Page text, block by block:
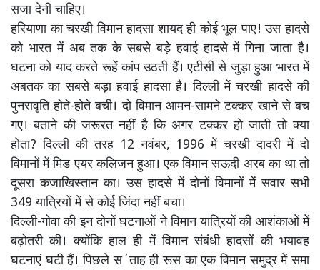
सजा देनी चाहिए।
हरियाणा का चरखी विमान हादसा शायद ही कोई भूल पाए! उस हादसे
को भारत में अब तक के सबसे बड़े हवाई हादसे में गिना जाता है।
घटना को याद करते रूहें कांप उठती हैं। एटीसी से जुड़ा हुआ भारत में
अबतक का सबसे बड़ा हवाई हादसा है। दिल्ली में चरखी हादसे की
पुनरावृति होते-होते बची। दो विमान आमन-सामने टक्कर खाने से बच
गए। बताने की जरूरत नहीं है कि अगर टक्कर हो जाती तो क्या
होता? दिल्ली की तरह 12 नवंबर, 1996 में चरखी दादरी में दो
विमानों में मिड एयर कलिजन हुआ। एक विमान सऊदी अरब का था तो
दूसरा कजाखिस्तान का। उस हादसे में दोनों विमानों में सवार सभी
349 यात्रियों में से कोई जिंदा नहीं बचा।
दिल्ली-गोवा की इन दोनों घटनाओं ने विमान यात्रियों की आशंकाओं में
बढ़ोतरी की। क्योंकि हाल ही में विमान संबंधी हादसों की भयावह
घटनाएं घटी हैं। पिछले स΄ताह ही रूस का एक विमान समुद्र में समा